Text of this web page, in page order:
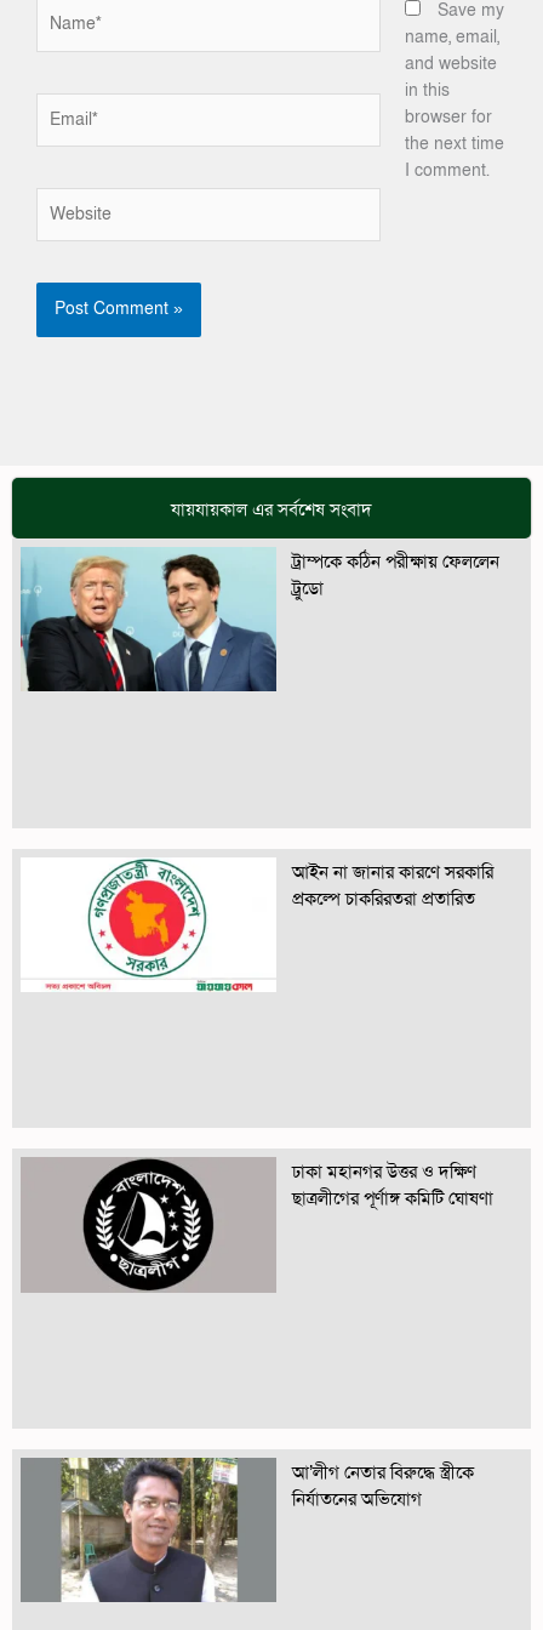
Save my
name, email,
and website
in this
browser for
the next time
I comment.
যায়যায়কাল এর সর্বশেষ সংবাদ
ট্রাম্পকে কঠিন পরীক্ষায় ফেললেন
ট্রুডো
আইন না জানার কারণে সরকারি
প্রকল্পে চাকরিরতরা প্রতারিত
ঢাকা মহানগর উত্তর ও দক্ষিণ
ছাত্রলীগের পূর্ণাঙ্গ কমিটি ঘোষণা
আ’লীগ নেতার বিরুদ্ধে স্ত্রীকে
নির্যাতনের অভিযোগ